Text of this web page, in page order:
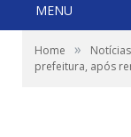
MENU
Home » Notícias
prefeitura, após